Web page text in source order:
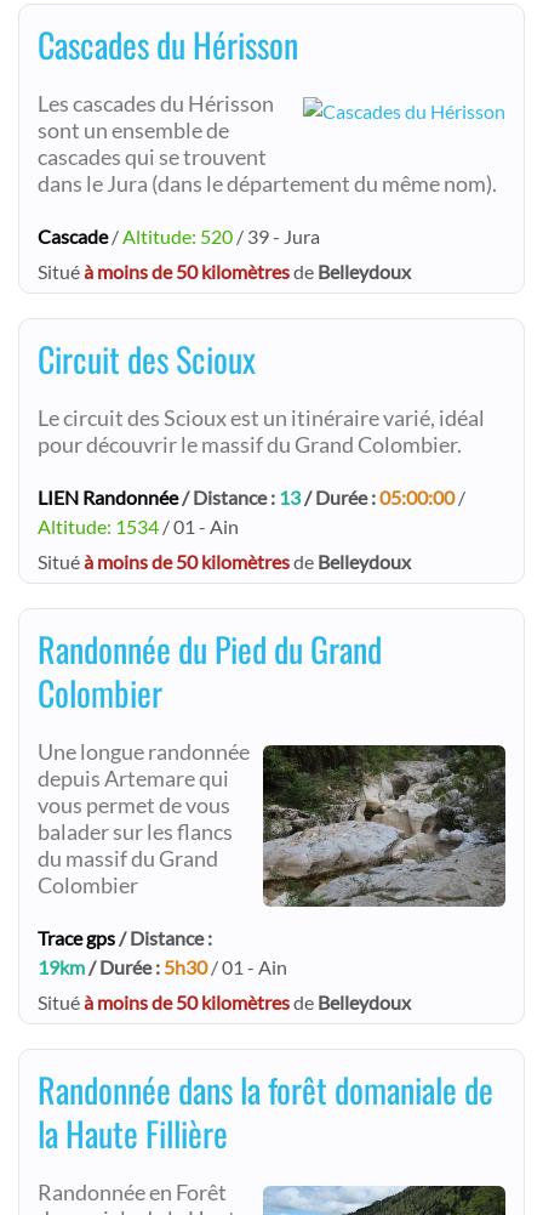
Cascades du Hérisson
Les cascades du Hérisson
sont un ensemble de
cascades qui se trouvent
dans le Jura (dans le département du même nom).
Cascade/ Altitude: 520 / 39 - Jura
Situéà moins de 50 kilomètresde Belleydoux
Circuit des Scioux
Le circuit des Scioux est un itinéraire varié, idéal
pour découvrir le massif du Grand Colombier.
LIEN Randonnée/ Distance : 13/ Durée :05:00:00/
Altitude: 1534 / 01 - Ain
Situéà moins de 50 kilomètresde Belleydoux
Randonnée du Pied du Grand
Colombier
Une longue randonnée
depuis Artemare qui
vous permet de vous
balader sur les flancs
du massif du Grand
Colombier
Trace gps / Distance :
19km / Durée : 5h30/ 01 - Ain
Situéà moins de 50 kilomètresde Belleydoux
Randonnée dans la forêt domaniale de
la Haute Fillière
Randonnée en Forêt